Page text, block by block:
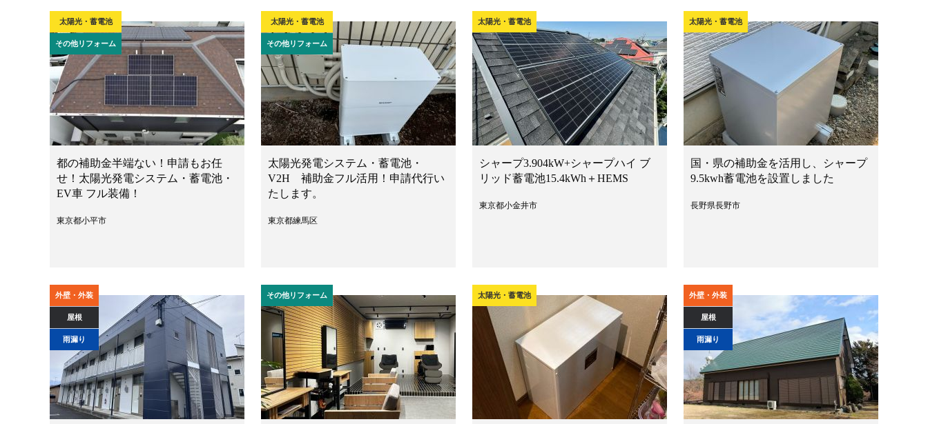
太陽光・蓄電池
その他リフォーム
都の補助金半端ない！申請もお任
せ！太陽光発電システム・蓄電池・
EV車 フル装備！
東京都小平市
太陽光・蓄電池
その他リフォーム
太陽光発電システム・蓄電池・
V2H 補助金フル活用！申請代行い
たします。
東京都練馬区
太陽光・蓄電池
シャープ3.904kW+シャープハイ ブ
リッド蓄電池15.4kWh＋HEMS
東京都小金井市
太陽光・蓄電池
国・県の補助金を活用し、シャープ
9.5kwh蓄電池を設置しました
長野県長野市
外壁・外装
屋根
雨漏り
その他リフォーム 太陽光・蓄電池 外壁・外装
屋根
雨漏り